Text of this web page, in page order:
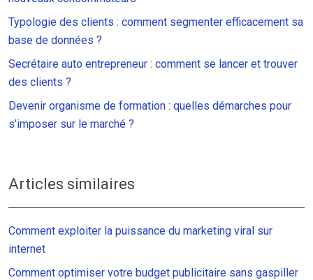
Typologie des clients : comment segmenter efficacement sa
base de données ?
Secrétaire auto entrepreneur : comment se lancer et trouver
des clients ?
Devenir organisme de formation : quelles démarches pour
s’imposer sur le marché ?
Articles similaires
Comment exploiter la puissance du marketing viral sur
internet
Comment optimiser votre budget publicitaire sans gaspiller